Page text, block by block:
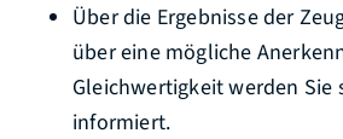
Über die Ergebnisse der
über eine mögliche
Gleichwertigkeit werden Sie
informiert.